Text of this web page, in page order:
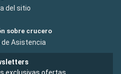
del sitio
sobre crucero
de Asistencia
exclusivas ofertas